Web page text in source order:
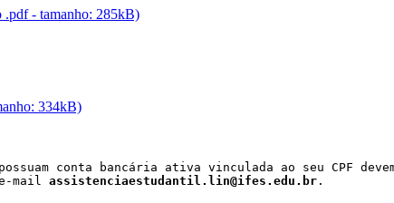
.pdf - tamanho: 285kB)
334kB)
conta bancária ativa vinculada ao seu CPF
mail assistenciaestudantil.lin@ifes.edu.br .